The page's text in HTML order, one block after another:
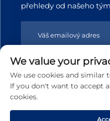
přehledy od našeho
Copyright © 2025 Dongguan
s.r.o. Všechna práva
We value your
We use cookies and similar
If you don't want to accept
cookies.